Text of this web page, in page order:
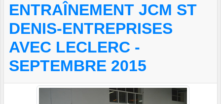
ENTRAÎNEMENT JCM ST
DENIS-ENTREPRISES
AVEC LECLERC -
SEPTEMBRE 2015